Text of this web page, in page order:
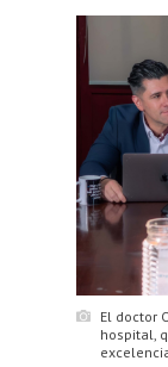
El doctor
hospital,